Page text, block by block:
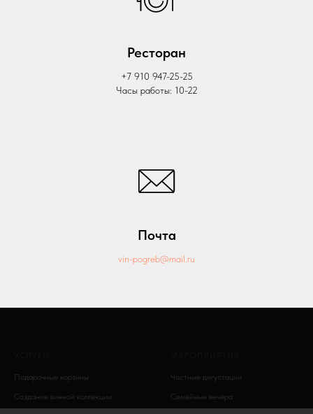
Ресторан
+7 910 947-25-25
Часы работы: 10-22
Почта
vin-pogreb@mail.ru
Подарочные корзины
Создание винной коллекции
Частные дегустации
Семейные вечера